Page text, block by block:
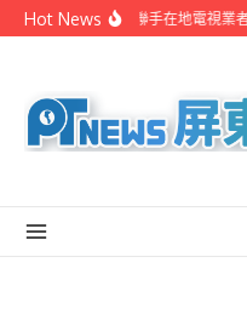
Skip to content
Hot News屏縣府聯手在地電視業